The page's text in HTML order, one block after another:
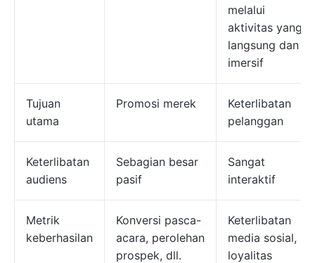
melalui
aktivitas yang
langsung dan
imersif
Tujuan
utama
Promosi merek
Keterlibatan
pelanggan
Keterlibatan
audiens
Sebagian besar
pasif
Sangat
interaktif
Metrik
keberhasilan
Konversi pasca-
acara, perolehan
prospek, dll.
Keterlibatan
media sosial,
loyalitas